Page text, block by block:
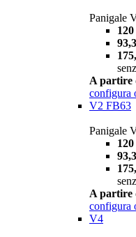
Panigale
A partire
configura
V2 FB63
Panigale
A partire
configura
V4